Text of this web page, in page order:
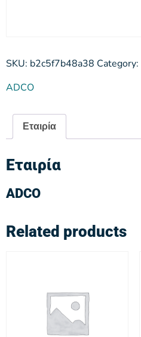
SKU: b2c5f7b48a38 Category:
ADCO
Εταιρία
Εταιρία
ADCO
Related products